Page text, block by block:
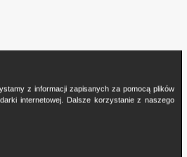
z informacji zapisanych za pomocą plików
internetowej. Dalsze korzystanie z naszego